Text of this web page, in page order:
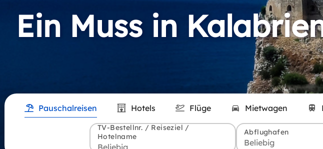
Ein Muss in
Pauschalreisen Hotels Flüge Mietwagen
TV-Bestellnr. / Reiseziel /
Hotelname
Abflughafen